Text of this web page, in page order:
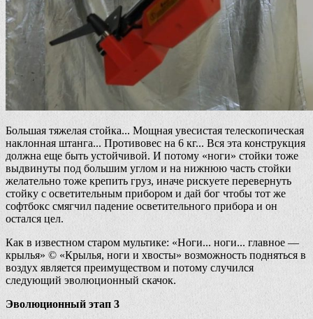
Большая тяжелая стойка... Мощная увесистая телескопическая
наклонная штанга... Противовес на 6 кг... Вся эта конструкция
должна еще быть устойчивой. И потому «ноги» стойки тоже
выдвинуты под большим углом и на нижнюю часть стойки
желательно тоже крепить груз, иначе рискуете перевернуть
стойку с осветительным прибором и дай бог чтобы тот же
софтбокс смягчил падение осветительного прибора и он
остался цел.
Как в известном старом мультике: «Ноги... ноги... главное —
крылья» © «Крылья, ноги и хвосты» возможность подняться в
воздух является преимуществом и потому случился
следующий эволюционный скачок.
Эволюционный этап 3